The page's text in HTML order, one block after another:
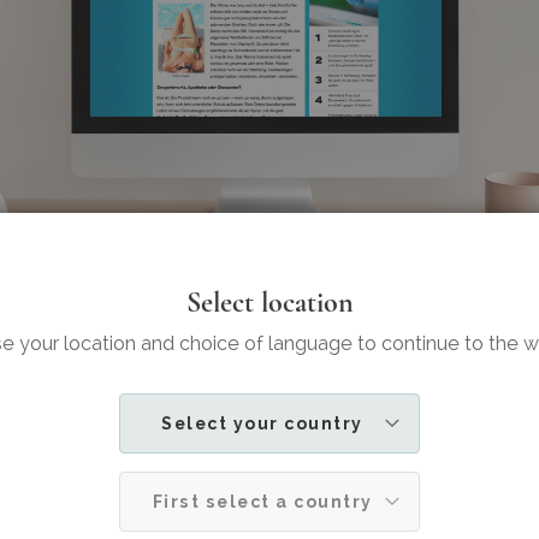
2019
wirklich wichtig beim Sonnenschutz? Sat.1
nach und zog dafür unter anderem den Blog von Dr.
Select location
your location and choice of language to continue to the
Select your country
First select a country